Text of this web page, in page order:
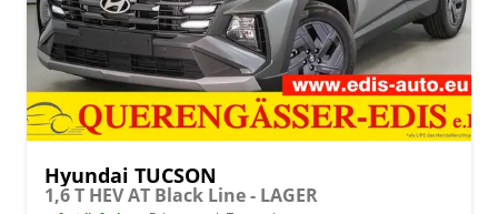
Hyundai TUCSON
1,6 T HEV AT Black Line - LAGER